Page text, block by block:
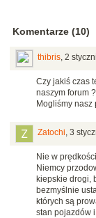
Komentarze (10)
thibris, 2
Czy jakiś czas
naszym forum
Mogliśmy nasz
Zatochi, 3
Nie w
Niemcy
kiepskie drogi,
bezmyślnie
których są
stan pojazdów